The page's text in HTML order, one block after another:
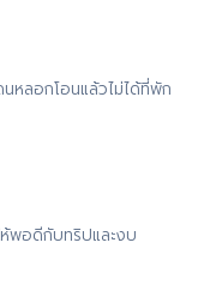
หลอกโอนแล้วไม่ได้ที่พัก
พอดีกับทริปและงบ